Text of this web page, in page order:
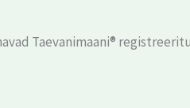
Taevanimaani®